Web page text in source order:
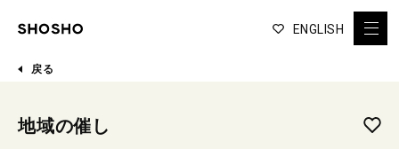
ENGLISH
戻る
地域の催し